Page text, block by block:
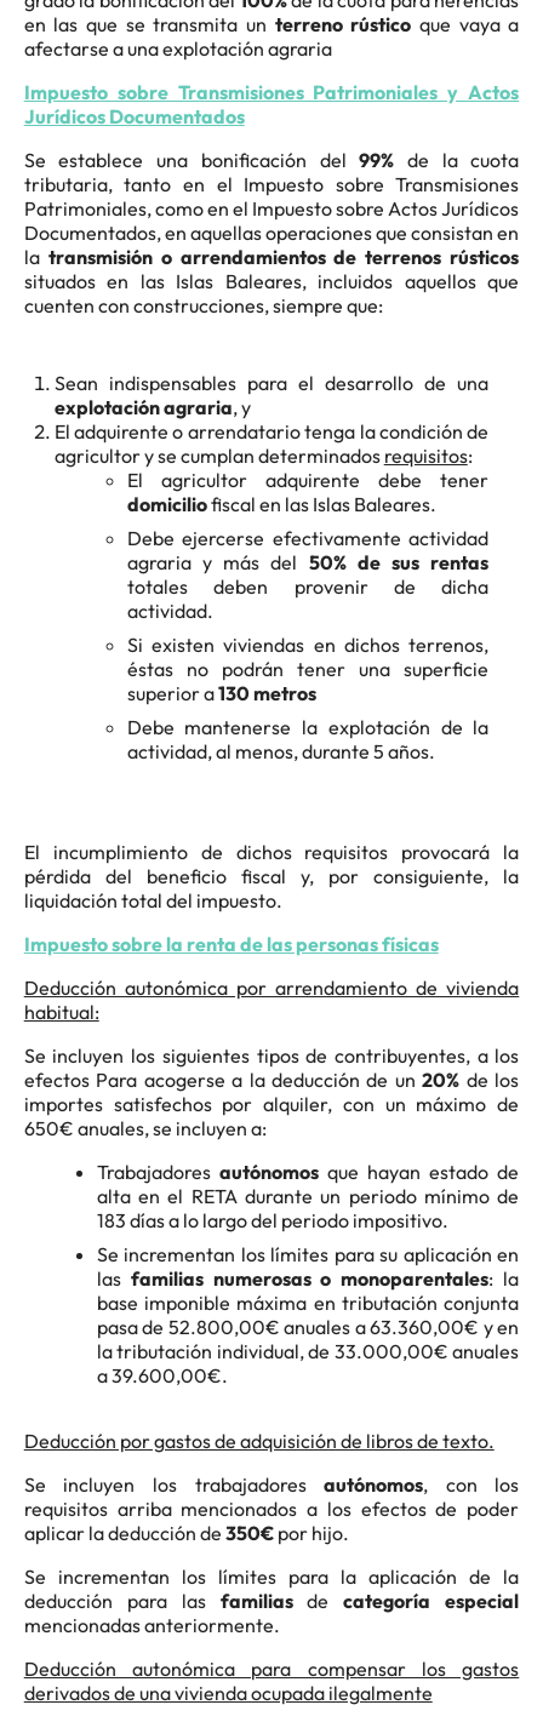
en las que se transmita un terreno rústico que vaya a
afectarse a una explotación agraria
Impuesto sobre Transmisiones Patrimoniales y Actos
Jurídicos Documentados
Se establece una bonificación del99% de la cuota
tributaria, tanto en el Impuesto sobre Transmisiones
Patrimoniales, como en el Impuesto sobre Actos Jurídicos
Documentados, en aquellas operaciones que consistan en
la transmisión o arrendamientos de terrenos rústicos
situados en las Islas Baleares, incluidos aquellos que
cuenten con construcciones, siempre que:
Sean indispensables para el desarrollo de una
explotación agraria, y
El adquirente o arrendatario tenga la condición de
agricultor y se cumplan determinados requisitos:
El agricultor adquirente debe tener
domiciliofiscal en las Islas Baleares.
Debe ejercerse efectivamente actividad
agraria y más del 50% de sus rentas
totales deben provenir de dicha
actividad.
Si existen viviendas en dichos terrenos,
éstas no podrán tener una superficie
superior a130 metros
Debe mantenerse la explotación de la
actividad, al menos, durante 5 años.
El incumplimiento de dichos requisitos provocará la
pérdida del beneficio fiscal y, por consiguiente, la
liquidación total del impuesto.
Impuesto sobre la renta de las personas físicas
Deducción autonómica por arrendamiento de vivienda
habitual:
Se incluyen los siguientes tipos de contribuyentes, a los
efectos Para acogerse a la deducción de un20% de los
importes satisfechos por alquiler, con un máximo de
650€ anuales, se incluyen a:
Trabajadores autónomosque hayan estado de
alta en el RETA durante un periodo mínimo de
183 días a lo largo del periodo impositivo.
Se incrementan los límites para su aplicación en
lasfamilias numerosas o monoparentales: la
base imponible máxima en tributación conjunta
pasa de 52.800,00€ anuales a 63.360,00€ y en
la tributación individual, de 33.000,00€ anuales
a 39.600,00€.
Deducción por gastos de adquisición de libros de texto.
Se incluyen los trabajadoresautónomos, con los
requisitos arriba mencionados a los efectos de poder
aplicar la deducción de 350€por hijo.
Se incrementan los límites para la aplicación de la
deducción para las familiasdecategoría especial
mencionadas anteriormente.
Deducción autonómica para compensar los gastos
derivados de una vivienda ocupada ilegalmente